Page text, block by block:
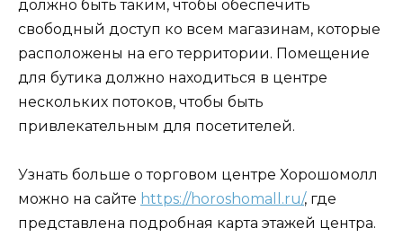
должно быть таким, чтобы обеспечить
свободный доступ ко всем магазинам, которые
расположены на его территории. Помещение
для бутика должно находиться в центре
нескольких потоков, чтобы быть
привлекательным для посетителей.
Узнать больше о торговом центре Хорошомолл
можно на сайте https://horoshomall.ru/, где
представлена подробная карта этажей центра.